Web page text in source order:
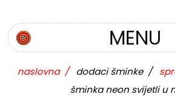
MENU
naslovna / dodaci šminke /
šminka neon svijetli u